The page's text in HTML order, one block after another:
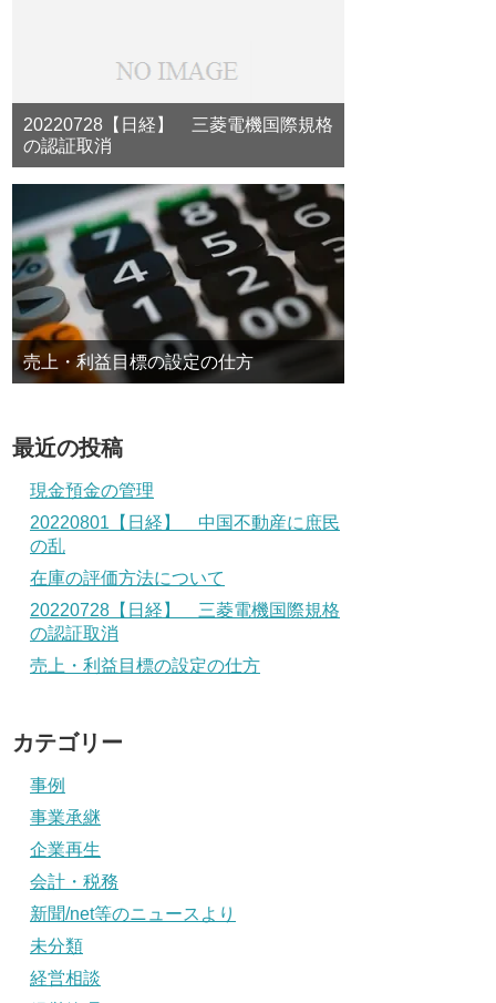
20220728【日経】 三菱電機国際規格
の認証取消
売上・利益目標の設定の仕方
最近の投稿
現金預金の管理
20220801【日経】 中国不動産に庶民
の乱
在庫の評価方法について
20220728【日経】 三菱電機国際規格
の認証取消
売上・利益目標の設定の仕方
カテゴリー
事例
事業承継
企業再生
会計・税務
新聞/net等のニュースより
未分類
経営相談